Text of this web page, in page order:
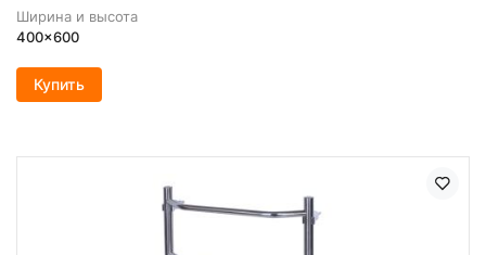
Ширина и высота
400x600
Купить